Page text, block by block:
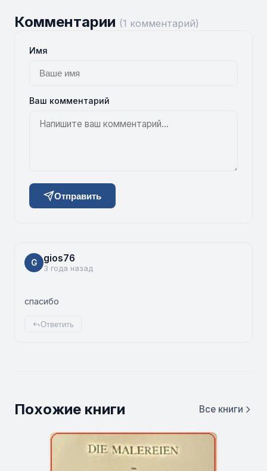
Комментарии (1 комментарий)
Имя
Ваш комментарий
Отправить
G gios76
3 года назад
спасибо
Ответить
Похожие книги Все книги